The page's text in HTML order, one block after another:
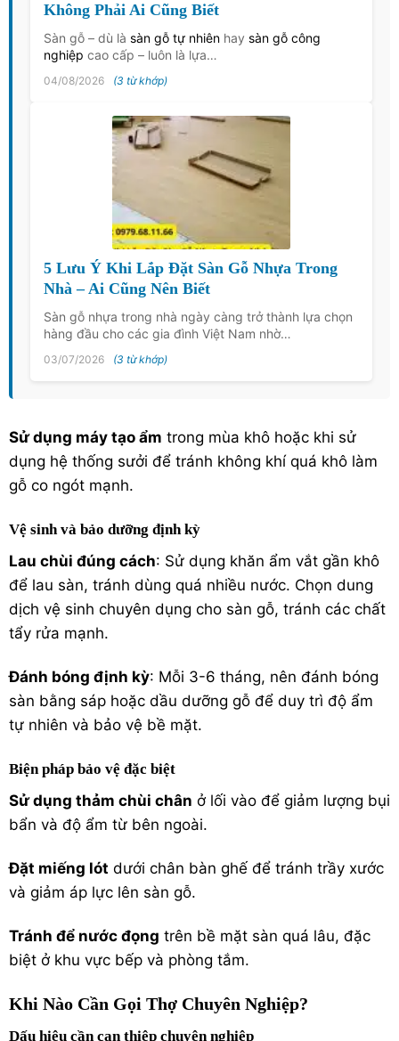
Không Phải Ai Cũng Biết
Sàn gỗ – dù là sàn gỗ tự nhiên hay sàn gỗ công
nghiệp cao cấp – luôn là lựa…
04/08/2026 (3 từ khớp)
5 Lưu Ý Khi Lắp Đặt Sàn Gỗ Nhựa Trong
Nhà – Ai Cũng Nên Biết
Sàn gỗ nhựa trong nhà ngày càng trở thành lựa chọn
hàng đầu cho các gia đình Việt Nam nhờ…
03/07/2026 (3 từ khớp)
Sử dụng máy tạo ẩm trong mùa khô hoặc khi sử
dụng hệ thống sưởi để tránh không khí quá khô làm
gỗ co ngót mạnh.
Vệ sinh và bảo dưỡng định kỳ
Lau chùi đúng cách: Sử dụng khăn ẩm vắt gần khô
để lau sàn, tránh dùng quá nhiều nước. Chọn dung
dịch vệ sinh chuyên dụng cho sàn gỗ, tránh các chất
tẩy rửa mạnh.
Đánh bóng định kỳ: Mỗi 3-6 tháng, nên đánh bóng
sàn bằng sáp hoặc dầu dưỡng gỗ để duy trì độ ẩm
tự nhiên và bảo vệ bề mặt.
Biện pháp bảo vệ đặc biệt
Sử dụng thảm chùi chân ở lối vào để giảm lượng bụi
bẩn và độ ẩm từ bên ngoài.
Đặt miếng lót dưới chân bàn ghế để tránh trầy xước
và giảm áp lực lên sàn gỗ.
Tránh để nước đọng trên bề mặt sàn quá lâu, đặc
biệt ở khu vực bếp và phòng tắm.
Khi Nào Cần Gọi Thợ Chuyên Nghiệp?
Dấu hiệu cần can thiệp chuyên nghiệp